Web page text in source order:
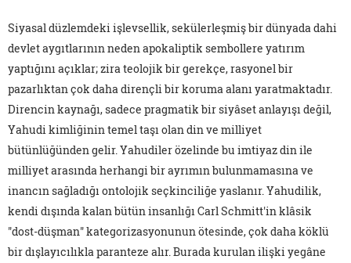
Siyasal düzlemdeki işlevsellik, sekülerleşmiş bir dünyada dahi
devlet aygıtlarının neden apokaliptik sembollere yatırım
yaptığını açıklar; zira teolojik bir gerekçe, rasyonel bir
pazarlıktan çok daha dirençli bir koruma alanı yaratmaktadır.
Direncin kaynağı, sadece pragmatik bir siyâset anlayışı değil,
Yahudi kimliğinin temel taşı olan din ve milliyet
bütünlüğünden gelir. Yahudiler özelinde bu imtiyaz din ile
milliyet arasında herhangi bir ayrımın bulunmamasına ve
inancın sağladığı ontolojik seçkinciliğe yaslanır. Yahudilik,
kendi dışında kalan bütün insanlığı Carl Schmitt'in klâsik
"dost-düşman" kategorizasyonunun ötesinde, çok daha köklü
bir dışlayıcılıkla paranteze alır. Burada kurulan ilişki yegâne